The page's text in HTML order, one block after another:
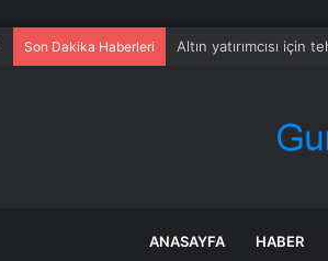
Son Dakika Haberleri Altın yatırımcısı için
ANASAYFA HABER